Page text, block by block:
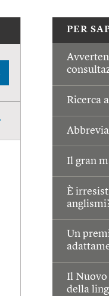
PER
Ricerca
Il gran
È
Un
Il Nuovo
della